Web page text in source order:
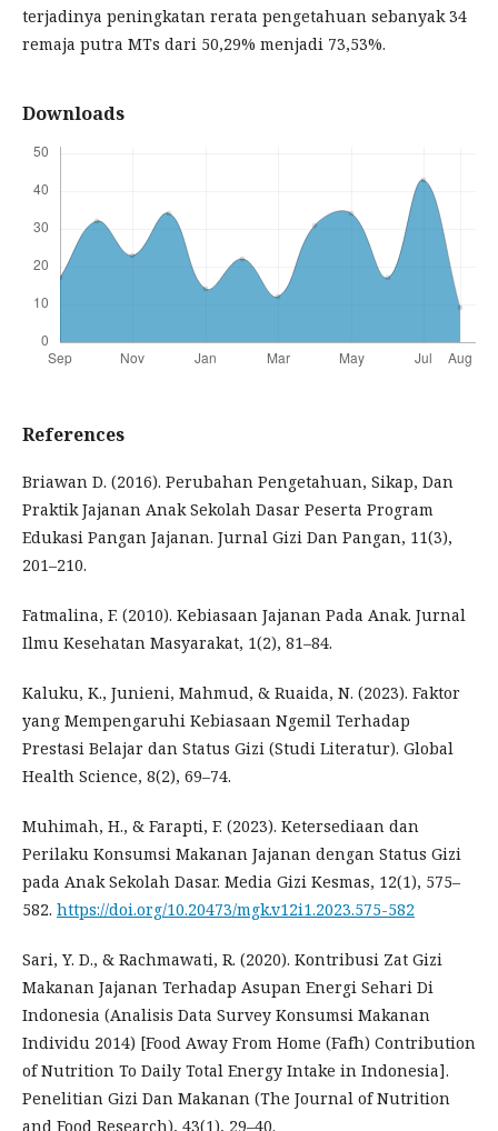
terjadinya peningkatan rerata pengetahuan sebanyak 34
remaja putra MTs dari 50,29% menjadi 73,53%.
Downloads
References
Briawan D. (2016). Perubahan Pengetahuan, Sikap, Dan
Praktik Jajanan Anak Sekolah Dasar Peserta Program
Edukasi Pangan Jajanan. Jurnal Gizi Dan Pangan, 11(3),
201–210.
Fatmalina, F. (2010). Kebiasaan Jajanan Pada Anak. Jurnal
Ilmu Kesehatan Masyarakat, 1(2), 81–84.
Kaluku, K., Junieni, Mahmud, & Ruaida, N. (2023). Faktor
yang Mempengaruhi Kebiasaan Ngemil Terhadap
Prestasi Belajar dan Status Gizi (Studi Literatur). Global
Health Science, 8(2), 69–74.
Muhimah, H., & Farapti, F. (2023). Ketersediaan dan
Perilaku Konsumsi Makanan Jajanan dengan Status Gizi
pada Anak Sekolah Dasar. Media Gizi Kesmas, 12(1), 575–
582. https://doi.org/10.20473/mgk.v12i1.2023.575-582
Sari, Y. D., & Rachmawati, R. (2020). Kontribusi Zat Gizi
Makanan Jajanan Terhadap Asupan Energi Sehari Di
Indonesia (Analisis Data Survey Konsumsi Makanan
Individu 2014) [Food Away From Home (Fafh) Contribution
of Nutrition To Daily Total Energy Intake in Indonesia].
Penelitian Gizi Dan Makanan (The Journal of Nutrition
and Food Research), 43(1), 29–40.